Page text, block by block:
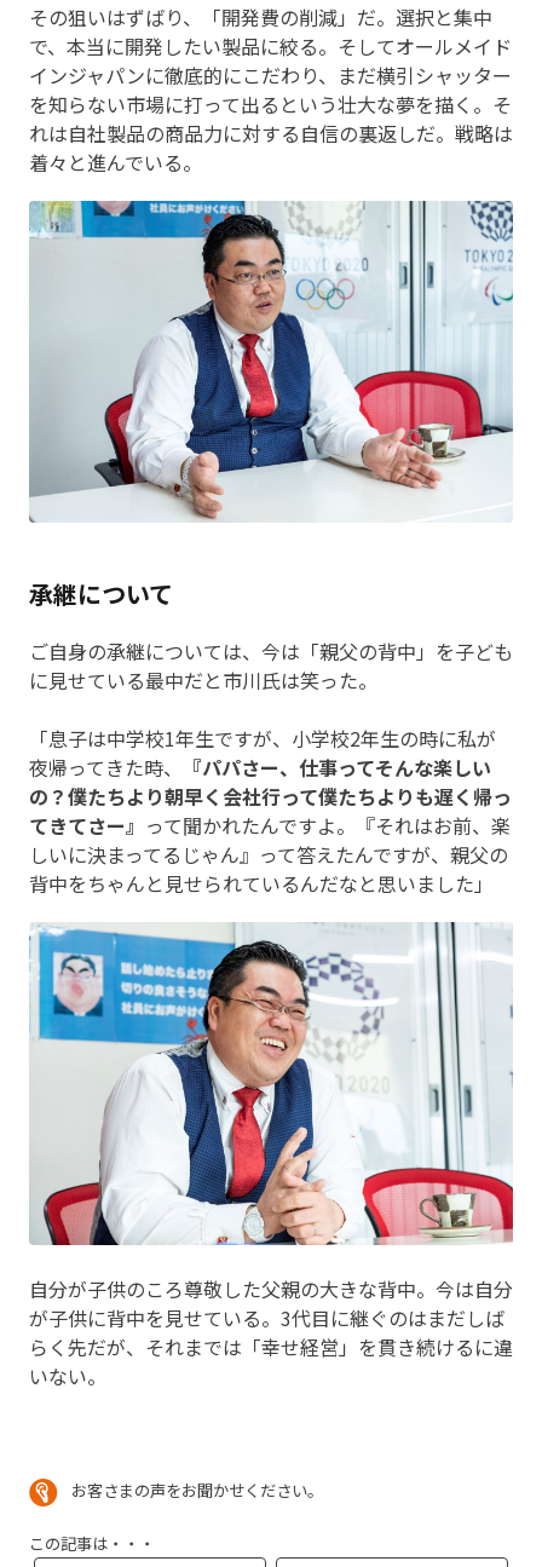
その狙いはずばり、「開発費の削減」だ。選択と集中
で、本当に開発したい製品に絞る。そしてオールメイド
インジャパンに徹底的にこだわり、まだ横引シャッター
を知らない市場に打って出るという壮大な夢を描く。そ
れは自社製品の商品力に対する自信の裏返しだ。戦略は
着々と進んでいる。
承継について
ご自身の承継については、今は「親父の背中」を子ども
に見せている最中だと市川氏は笑った。
「息子は中学校1年生ですが、小学校2年生の時に私が
夜帰ってきた時、
『パパさー、仕事ってそんな楽しい
の？僕たちより朝早く会社行って僕たちよりも遅く帰っ
てきてさー』 って聞かれたんですよ。『それはお前、楽
しいに決まってるじゃん』って答えたんですが、親父の
背中をちゃんと見せられているんだなと思いました」
自分が子供のころ尊敬した父親の大きな背中。今は自分
が子供に背中を見せている。3代目に継ぐのはまだしば
らく先だが、それまでは「幸せ経営」を貫き続けるに違
いない。
お客さまの声をお聞かせください。
この記事は・・・